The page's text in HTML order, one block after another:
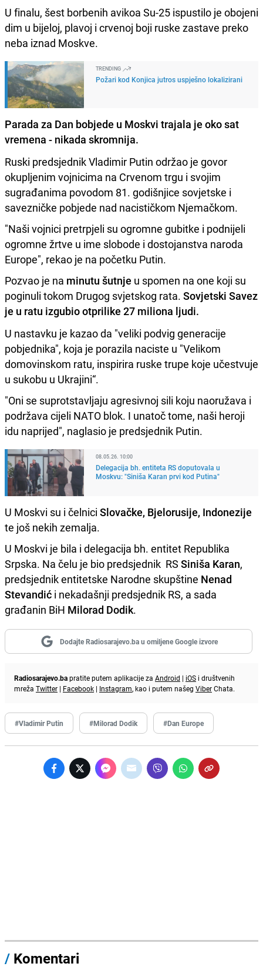
U finalu, šest borbenih avikoa Su-25 ispustilo je obojeni
dim u bijeloj, plavoj i crvenoj boji ruske zastave preko
neba iznad Moskve.
TRENDING
Požari kod Konjica jutros uspješno lokalizirani
Parada za Dan bobjede u Moskvi trajala je oko sat
vremena - nikada skromnija.
Ruski predsjednik Vladimir Putin održao je govor
okupljenim vojnicima na Crvenom trgu i svojim
sugrađanima povodom 81. godišnjice sovjetske i
savezničke pobjede nad nacističkom Njemačkom.
"Naši vojnici pretrpjeli su ogromne gubitke i podnijeli
ogromne žrtve u ime slobode i dostojanstva naroda
Europe", rekao je na početku Putin.
Pozvao je na minutu šutnje u spomen na one koji su
poginuli tokom Drugog svjetskog rata. Sovjetski Savez
je u ratu izgubio otprilike 27 miliona ljudi.
U nastavku je kazao da "veliki podvig generacije
pobjednika", koja je porazila naciste u "Velikom
domovinskom ratu, inspirira ruske trupe koje učestvuje
u sukobu u Ukrajini“.
"Oni se suprotstavljaju agresivnoj sili koju naoružava i
podržava cijeli NATO blok. I unatoč tome, naši heroji
idu naprijed", naglasio je predsjednik Putin.
08.05.26. 10:00
Delegacija bh. entiteta RS doputovala u
Moskvu: "Siniša Karan prvi kod Putina"
U Moskvi su i čelnici Slovačke, Bjelorusije, Indonezije
te još nekih zemalja.
U Moskvi je bila i delegacija bh. entitet Republika
Srpska. Na čelu je bio predsjednik RS Siniša Karan,
predsjednik entitetske Narodne skupštine Nenad
Stevandić i nekadašnji predsjednik RS, a sada
građanin BiH Milorad Dodik.
Dodajte Radiosarajevo.ba u omiljene Google izvore
Radiosarajevo.bapratite putem aplikacije za Android | iOS i društvenih
mreža Twitter | Facebook | Instagram, kao i putem našeg ViberChata.
#Vladimir Putin #Milorad Dodik #Dan Europe
/ Komentari